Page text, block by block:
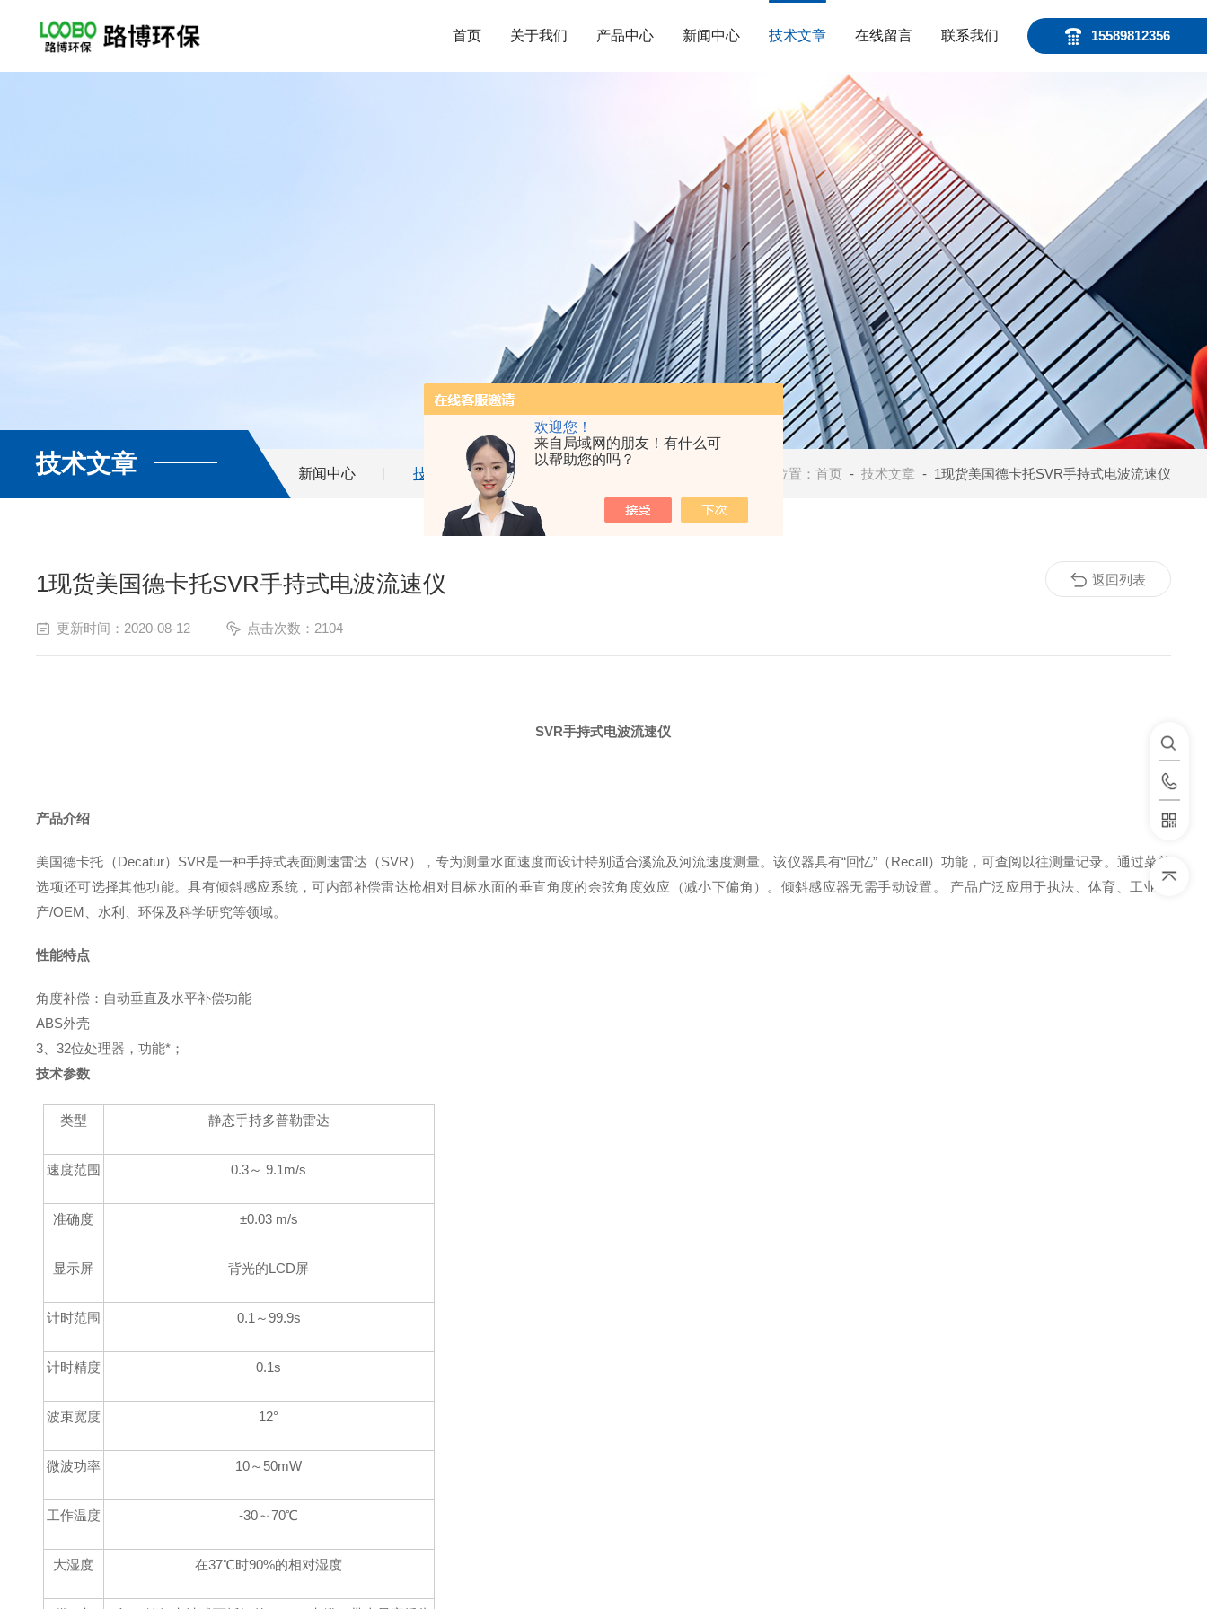
欢迎您！
来自局域网的朋友！有什么可
以帮助您的吗？
15589812356
首页 关于我们 产品中心 新闻中心 技术文章 在线留言 联系我们
技术文章 新闻中心 技术文章 当前位置： 首页 - 技术文章 - 1现货美国德卡托SVR手持式电波流速仪
1现货美国德卡托SVR手持式电波流速仪
更新时间：2020-08-12 点击次数：2104
SVR手持式电波流速仪
产品介绍
美国德卡托 （Decatur） SVR是一种手持式表面测速雷达（SVR），专为测量水面速度而设计特别适合溪流及河流速度测量。该仪器具有“回忆”（Recall）功能，可查阅以往测量记录。通过菜单
选项还可选择其他功能。具有倾斜感应系统，可内部补偿雷达枪相对目标水面的垂直角度的余弦角度效应（减小下偏角）。倾斜感应器无需手动设置。
产品广泛应用于执法、体育、工业生
产/OEM、水利、环保及科学研究等领域。
性能特点
角度补偿：自动垂直及水平补偿功能
ABS外壳
3、32位处理器，功能* ；
技术参数
类型 静态手持多普勒雷达
速度范围 0.3～ 9.1m/s
准确度 ±0.03 m/s
显示屏 背光的LCD屏
计时范围 0.1～99.9s
计时精度 0.1s
波束宽度 12°
微波功率 10～50mW
工作温度 -30～70℃
大湿度 在37℃时90%的相对湿度
返回列表